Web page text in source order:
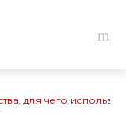
для чего